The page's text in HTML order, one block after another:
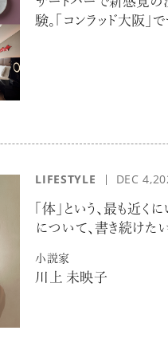
ザートバーで新感覚
験。「コンラッド大阪」
LIFESTYLE DEC
「体」という、最も近く
について、書き続けた
小説家
川上 未映子